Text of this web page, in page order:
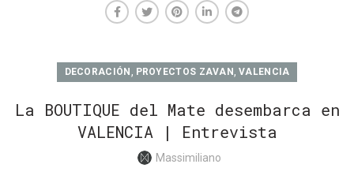
DECORACIÓN, PROYECTOS ZAVAN,VALENCIA
La BOUTIQUE del Mate desembarca en
VALENCIA | Entrevista
Massimiliano